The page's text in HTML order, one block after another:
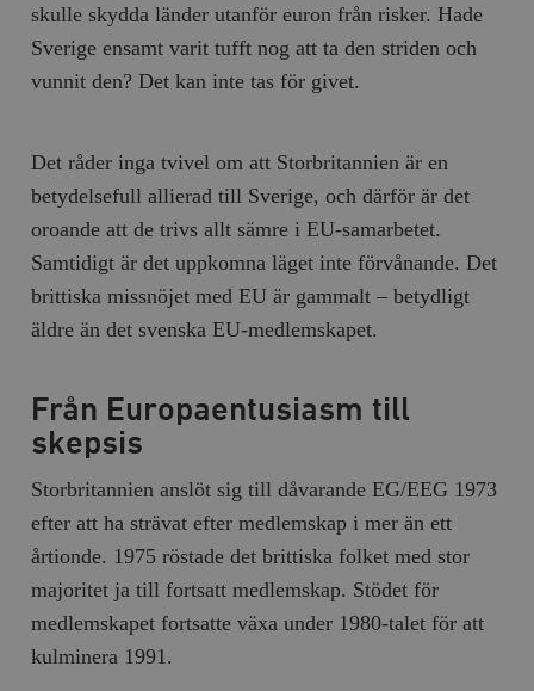
skulle skydda länder utanför euron från risker. Hade
Sverige ensamt varit tufft nog att ta den striden och
vunnit den? Det kan inte tas för givet.
Det råder inga tvivel om att Storbritannien är en
betydelsefull allierad till Sverige, och därför är det
oroande att de trivs allt sämre i EU-samarbetet.
Samtidigt är det uppkomna läget inte förvånande. Det
brittiska missnöjet med EU är gammalt – betydligt
äldre än det svenska EU-medlemskapet.
Från Europaentusiasm till
skepsis
Storbritannien anslöt sig till dåvarande EG/EEG 1973
efter att ha strävat efter medlemskap i mer än ett
årtionde. 1975 röstade det brittiska folket med stor
majoritet ja till fortsatt medlemskap. Stödet för
medlemskapet fortsatte växa under 1980-talet för att
kulminera 1991.